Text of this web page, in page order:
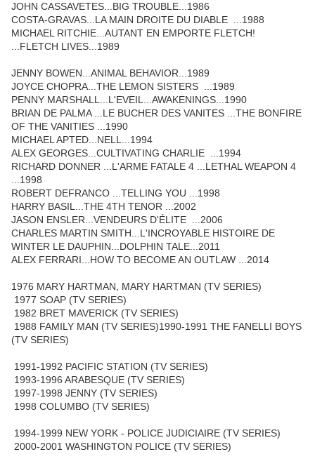
JOHN CASSAVETES...BIG TROUBLE...1986
COSTA-GRAVAS...LA MAIN DROITE DU DIABLE ...1988
MICHAEL RITCHIE...AUTANT EN EMPORTE FLETCH!
...FLETCH LIVES...1989
JENNY BOWEN...ANIMAL BEHAVIOR...1989
JOYCE CHOPRA...THE LEMON SISTERS ...1989
PENNY MARSHALL...L'EVEIL...AWAKENINGS...1990
BRIAN DE PALMA ...LE BUCHER DES VANITES ...THE BONFIRE
OF THE VANITIES ...1990
MICHAEL APTED...NELL...1994
ALEX GEORGES...CULTIVATING CHARLIE ...1994
RICHARD DONNER ...L'ARME FATALE 4 ...LETHAL WEAPON 4
...1998
ROBERT DEFRANCO ...TELLING YOU ...1998
HARRY BASIL...THE 4TH TENOR ...2002
JASON ENSLER...VENDEURS D'ÉLITE ...2006
CHARLES MARTIN SMITH...L'INCROYABLE HISTOIRE DE
WINTER LE DAUPHIN...DOLPHIN TALE...2011
ALEX FERRARI...HOW TO BECOME AN OUTLAW ...2014
1976 MARY HARTMAN, MARY HARTMAN (TV SERIES)
1977 SOAP (TV SERIES)
1982 BRET MAVERICK (TV SERIES)
1988 FAMILY MAN (TV SERIES)1990-1991 THE FANELLI BOYS
(TV SERIES)
1991-1992 PACIFIC STATION (TV SERIES)
1993-1996 ARABESQUE (TV SERIES)
1997-1998 JENNY (TV SERIES)
1998 COLUMBO (TV SERIES)
1994-1999 NEW YORK - POLICE JUDICIAIRE (TV SERIES)
2000-2001 WASHINGTON POLICE (TV SERIES)